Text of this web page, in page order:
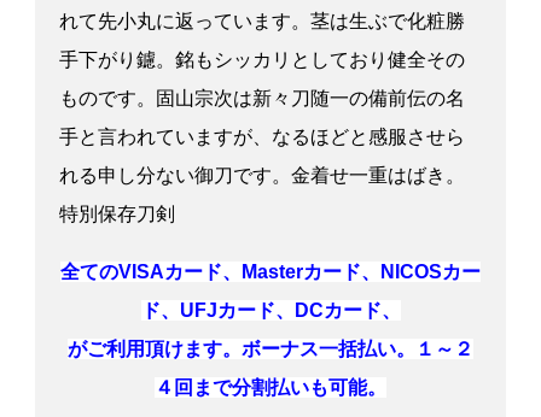
れて先小丸に返っています。茎は生ぶで化粧勝
手下がり鑢。銘もシッカリとしており健全その
ものです。固山宗次は新々刀随一の備前伝の名
手と言われていますが、なるほどと感服させら
れる申し分ない御刀です。金着せ一重はばき。
特別保存刀剣
全てのVISAカード、Masterカード、NICOSカー
ド、UFJカード、DCカード、
がご利用頂けます。ボーナス一括払い。１～２
４回まで分割払いも可能。